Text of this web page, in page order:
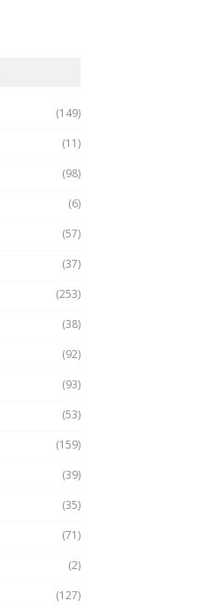
(149)
(11)
(98)
(6)
(57)
(37)
(253)
(38)
(92)
(93)
(53)
(159)
(39)
(35)
(71)
(2)
(127)